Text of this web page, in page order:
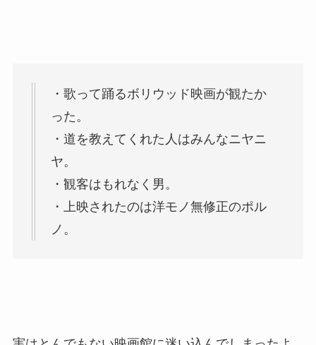
・歌って踊るボリウッド映画が観たか
った。
・道を教えてくれた人はみんなニヤニ
ヤ。
・観客はもれなく男。
・上映されたのは洋モノ無修正のポル
ノ。